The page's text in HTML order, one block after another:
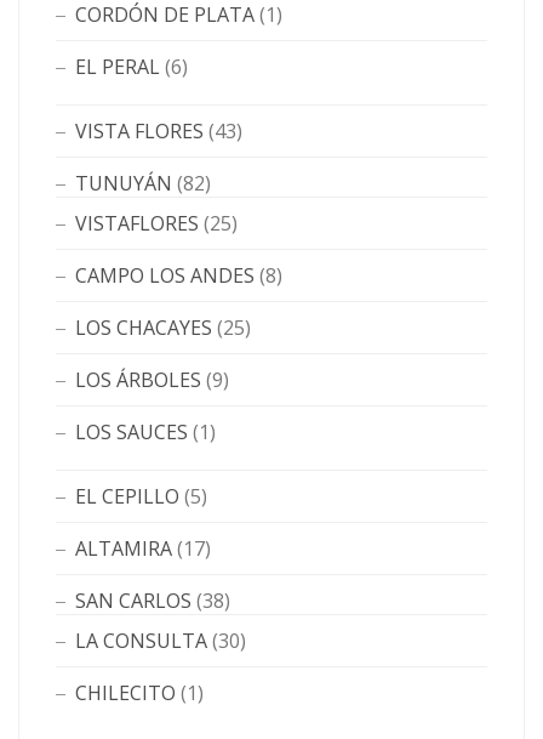
CORDÓN DE PLATA(1)
EL PERAL(6)
VISTA FLORES (43)
TUNUYÁN (82)
VISTAFLORES (25)
CAMPO LOS ANDES (8)
LOS CHACAYES (25)
LOS ÁRBOLES (9)
LOS SAUCES (1)
EL CEPILLO (5)
ALTAMIRA(17)
SAN CARLOS (38)
LA CONSULTA(30)
CHILECITO (1)